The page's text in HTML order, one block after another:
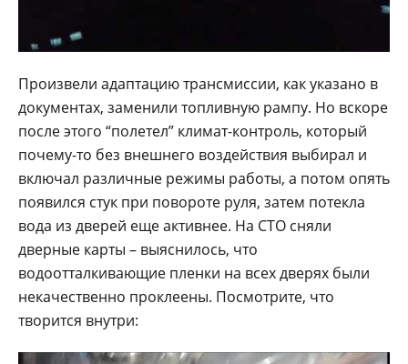
Произвели адаптацию трансмиссии, как указано в
документах, заменили топливную рампу. Но вскоре
после этого “полетел” климат-контроль, который
почему-то без внешнего воздействия выбирал и
включал различные режимы работы, а потом опять
появился стук при повороте руля, затем потекла
вода из дверей еще активнее. На СТО сняли
дверные карты – выяснилось, что
водоотталкивающие пленки на всех дверях были
некачественно проклеены. Посмотрите, что
творится внутри: